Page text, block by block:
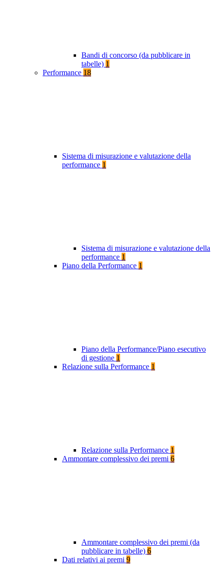
Bandi di concorso (da pubblicare in
tabelle) 1
Performance 18
Sistema di misurazione e valutazione della
performance 1
Sistema di misurazione e valutazione della
performance 1
Piano della Performance 1
Piano della Performance/Piano esecutivo
di gestione 1
Relazione sulla Performance 1
Relazione sulla Performance 1
Ammontare complessivo dei premi 6
Ammontare complessivo dei premi (da
pubblicare in tabelle) 6
Dati relativi ai premi 9